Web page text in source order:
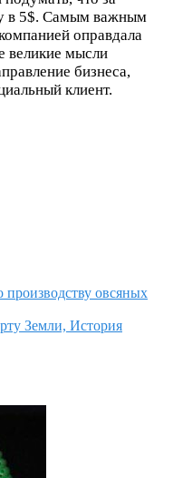
в 5$. Самым важным
оправдала
великие мысли
бизнеса,
клиент.
производству овсяных
Земли, История